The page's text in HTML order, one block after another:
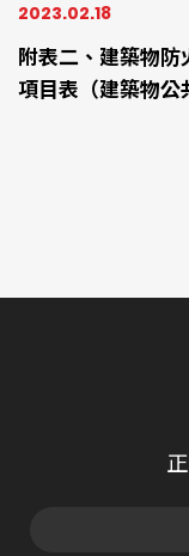
2023.02.18
附表二、建築物
項目表（建築物公